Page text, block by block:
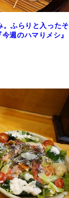
。ふらりと入ったそ
週のハマりメシ』